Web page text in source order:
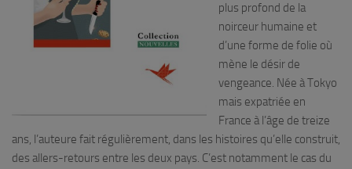
plus profond de la
noirceur humaine et
d’une forme de folie où
mène le désir de
vengeance. Née à Tokyo
mais expatriée en
France à l’âge de treize
ans, l’auteure fait régulièrement, dans les histoires qu’elle construit,
des allers-retours entre les deux pays. C’est notamment le cas du